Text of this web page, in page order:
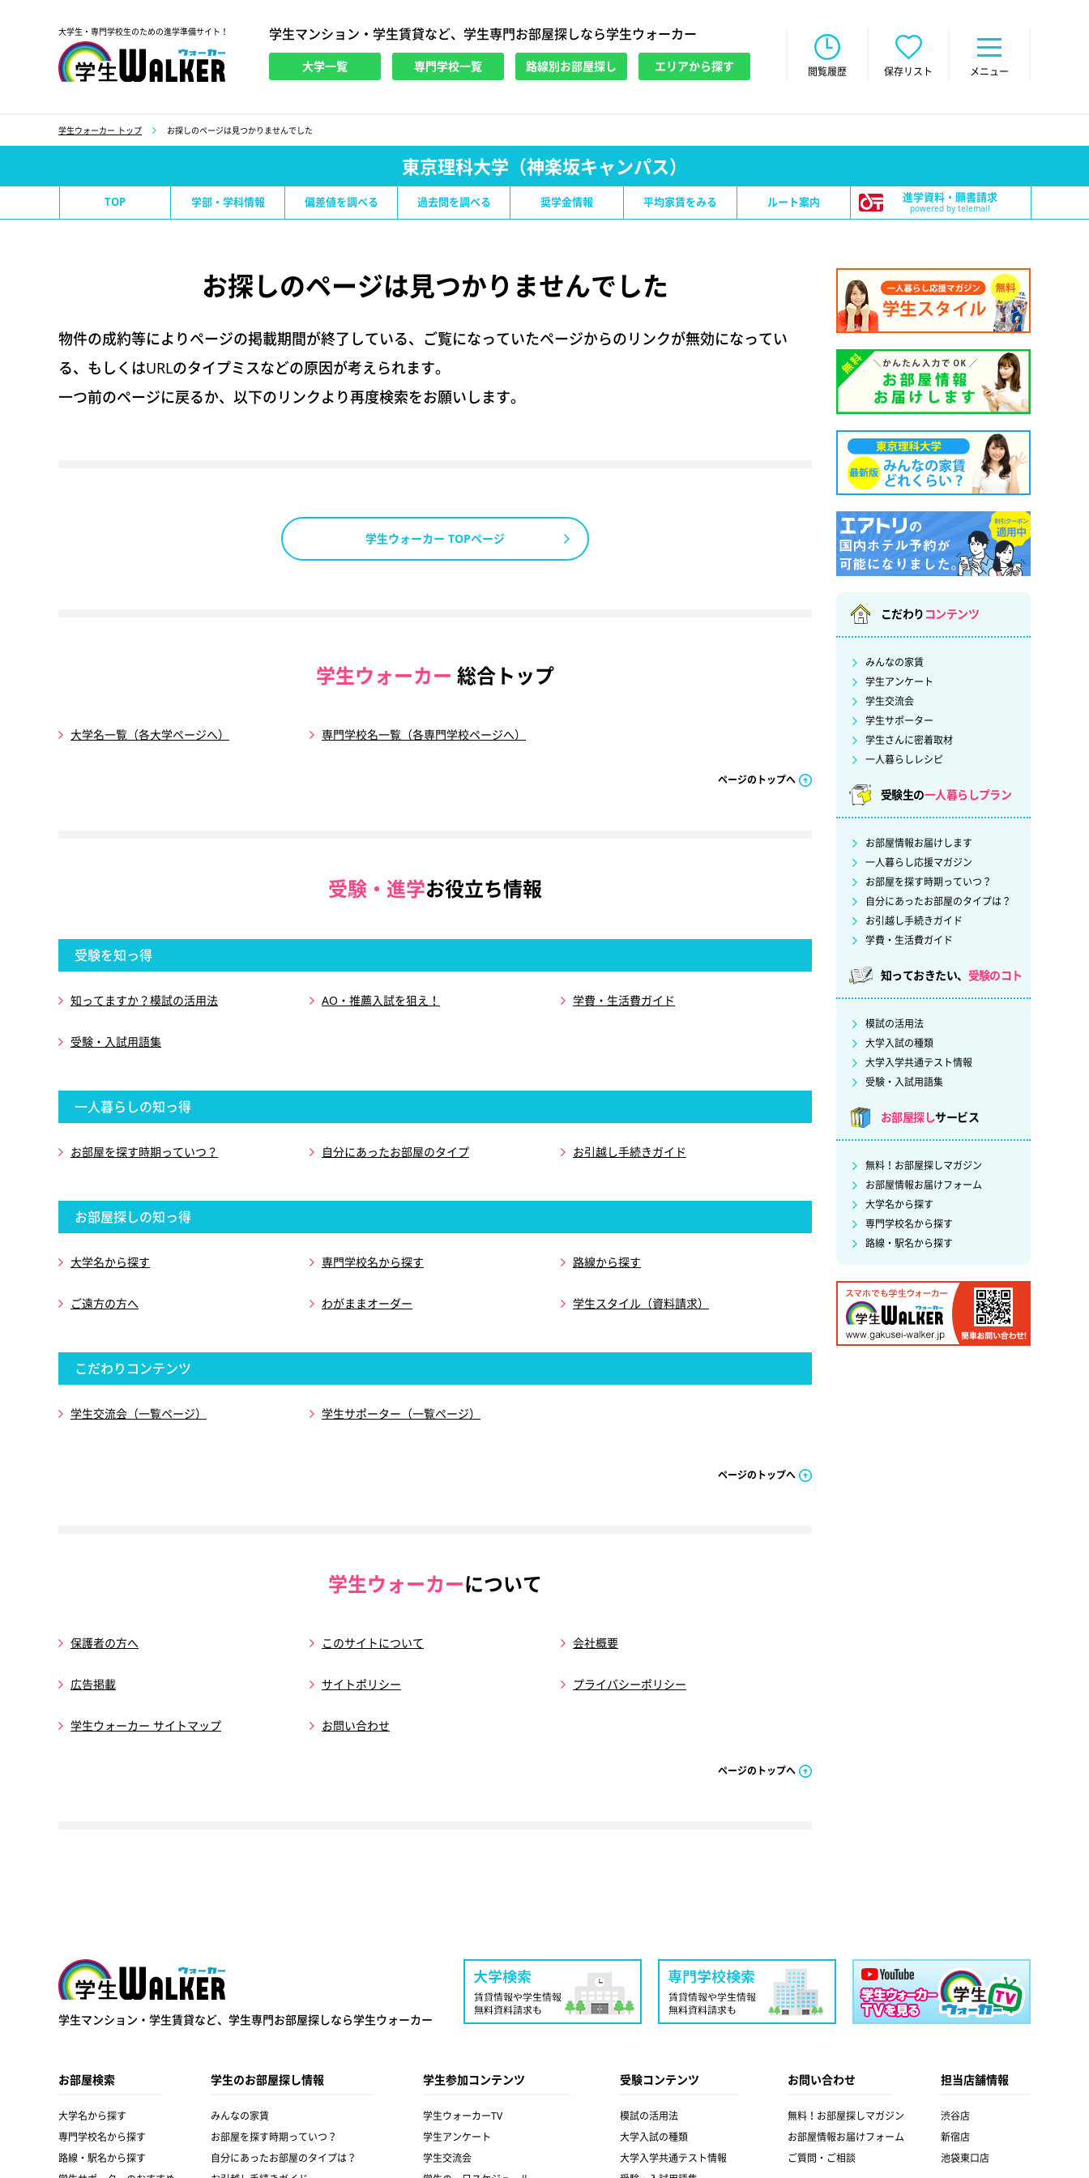
大学生・専門学校生のための進学準備サイト！ 学生マンション・学生賃貸など、学生専門お部屋探しなら学生ウォーカー
大学一覧 専門学校一覧 路線別お部屋探し エリアから探す 閲覧履歴 保存リスト メニュー
学生ウォーカー トップ お探しのページは見つかりませんでした
東京理科大学（神楽坂キャンパス）
TOP 学部・学科情報 偏差値を調べる 過去問を調べる 奨学金情報 平均家賃をみる ルート案内 進学資料・願書請求
powered by telemail
お探しのページは見つかりませんでした
物件の成約等によりページの掲載期間が終了している、ご覧になっていたページからのリンクが無効になってい
る、もしくはURLのタイプミスなどの原因が考えられます。
一つ前のページに戻るか、以下のリンクより再度検索をお願いします。
学生ウォーカー TOPページ
学生ウォーカー 総合トップ
大学名一覧（各大学ページへ） 専門学校名一覧（各専門学校ページへ）
ページのトップへ
受験・進学お役立ち情報
受験を知っ得
知ってますか？模試の活用法 AO・推薦入試を狙え！ 学費・生活費ガイド
受験・入試用語集
一人暮らしの知っ得
お部屋を探す時期っていつ？ 自分にあったお部屋のタイプ お引越し手続きガイド
お部屋探しの知っ得
大学名から探す 専門学校名から探す 路線から探す
ご遠方の方へ わがままオーダー 学生スタイル（資料請求）
こだわりコンテンツ
学生交流会（一覧ページ） 学生サポーター（一覧ページ）
ページのトップへ
学生ウォーカーについて
保護者の方へ このサイトについて 会社概要
広告掲載 サイトポリシー プライバシーポリシー
学生ウォーカー サイトマップ お問い合わせ
ページのトップへ
こだわり コンテンツ
みんなの家賃
学生アンケート
学生交流会
学生サポーター
学生さんに密着取材
一人暮らしレシピ
受験生の一人暮らしプラン
お部屋情報お届けします
一人暮らし応援マガジン
お部屋を探す時期っていつ？
自分にあったお部屋のタイプは？
お引越し手続きガイド
学費・生活費ガイド
知っておきたい、 受験のコト
模試の活用法
大学入試の種類
大学入学共通テスト情報
受験・入試用語集
お部屋探しサービス
無料！お部屋探しマガジン
お部屋情報お届けフォーム
大学名から探す
専門学校名から探す
路線・駅名から探す
学生ウォーカー
学生マンション・学生賃貸など、 学生専門お部屋探しなら学生ウォーカー
お部屋検索
大学名から探す
専門学校名から探す
路線・駅名から探す
学生のお部屋探し情報
みんなの家賃
お部屋を探す時期っていつ？
自分にあったお部屋のタイプは？
学生参加コンテンツ
学生ウォーカーTV
学生アンケート
学生交流会
受験コンテンツ
模試の活用法
大学入試の種類
大学入学共通テスト情報
お問い合わせ
無料！お部屋探しマガジン
お部屋情報お届けフォーム
ご質問・ご相談
担当店舗情報
渋谷店
新宿店
池袋東口店